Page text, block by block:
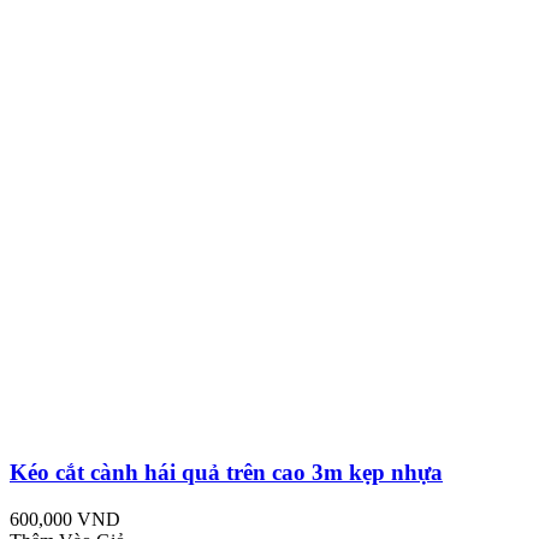
Kéo cắt cành hái quả trên cao 3m kẹp nhựa
600,000 VND